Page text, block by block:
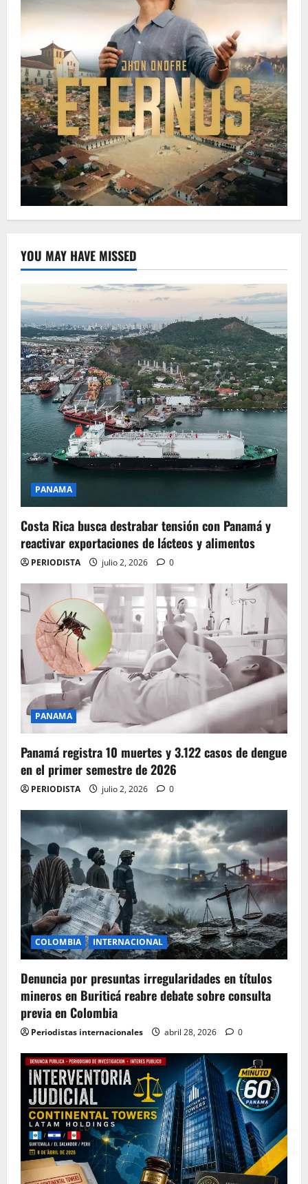
YOU MAY HAVE MISSED
PANAMA
Costa Rica busca destrabar tensión con Panamá y
reactivar exportaciones de lácteos y alimentos
PERIODISTA julio 2, 2026 0
PANAMA
Panamá registra 10 muertes y 3.122 casos de dengue
en el primer semestre de 2026
PERIODISTA julio 2, 2026 0
COLOMBIA INTERNACIONAL
Denuncia por presuntas irregularidades en títulos
mineros en Buriticá reabre debate sobre consulta
previa en Colombia
Periodistas internacionales abril 28, 2026 0